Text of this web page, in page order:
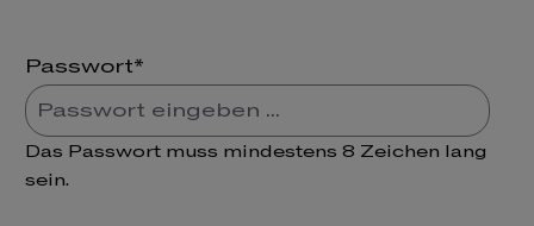
Passwort*
Das Passwort muss mindestens 8 Zeichen lang
sein.